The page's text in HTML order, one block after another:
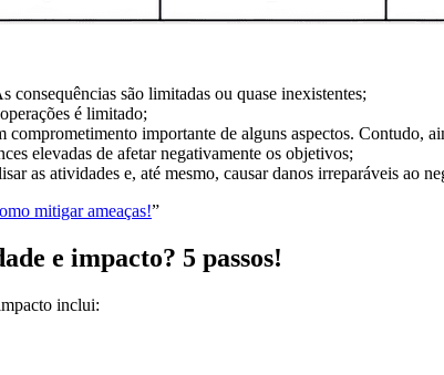
consequências são limitadas ou quase inexistentes;
é limitado;
importante de alguns aspectos. Contudo,
elevadas de afetar negativamente os objetivos;
as atividades e, até mesmo, causar danos irreparáveis ao
mitigar ameaças!”
e impacto? 5 passos!
inclui: